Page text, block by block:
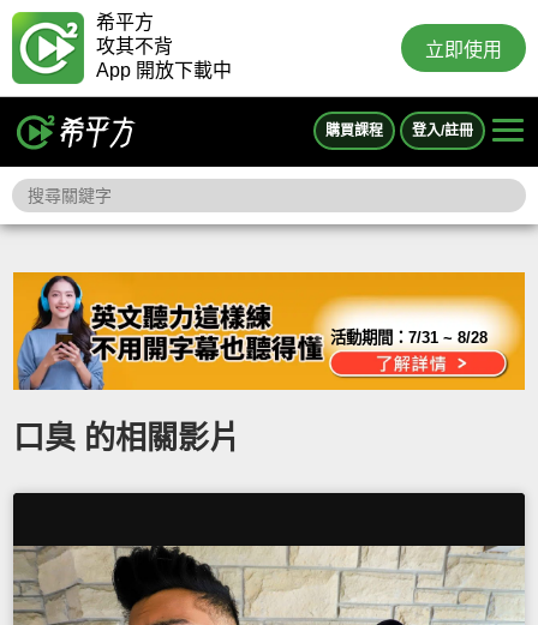
希平方
攻其不背
App 開放下載中
立即使用
購買課程 登入/註冊
活動期間：7/31 ~ 8/28
口臭 的相關影片